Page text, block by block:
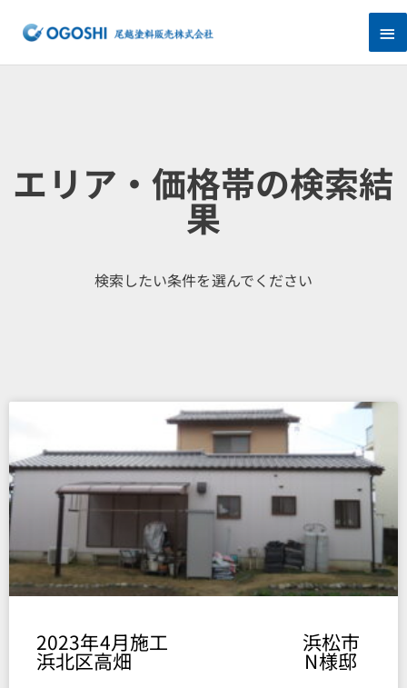
ス
メ
イ
ニ
ュ
エリア・価格帯の検索結
果
検索したい条件を選んでください
2023年4月施工 浜松市
浜北区高畑 N様邸
PagePagePagePagePage